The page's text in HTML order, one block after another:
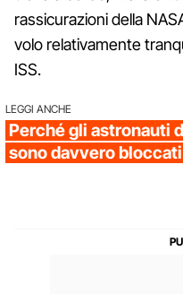
rassicurazioni della
volo relativamente
ISS.
LEGGI ANCHE
Perché gli astronauti
sono davvero